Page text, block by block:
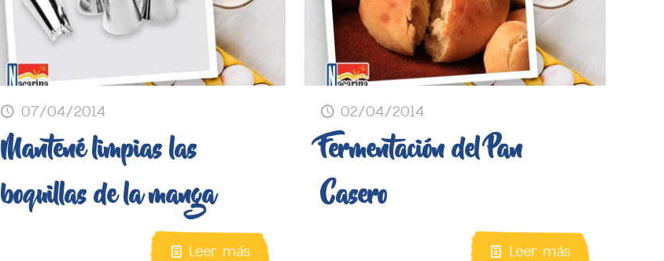
07/04/2014
Mantené limpias las
boquillas de la manga
Leer más
02/04/2014
Fermentación del Pan
Casero
Leer más